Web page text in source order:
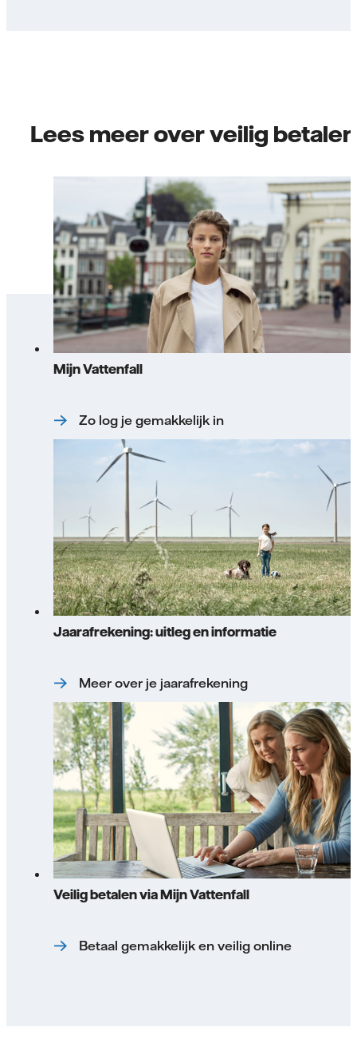
Lees meer over veilig betalen
Mijn Vattenfall
Zo log je gemakkelijk in
Jaarafrekening: uitleg en informatie
Meer over je jaarafrekening
Veilig betalen via Mijn Vattenfall
Betaal gemakkelijk en veilig online